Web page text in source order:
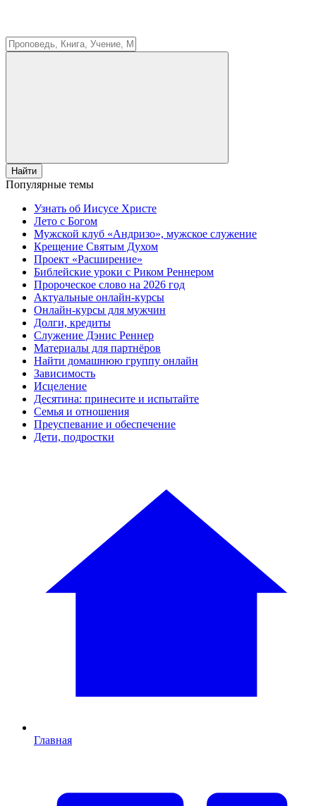
Найти
Популярные темы
Узнать об Иисусе Христе
Лето с Богом
Мужской клуб «Андризо», мужское служение
Крещение Святым Духом
Проект «Расширение»
Библейские уроки с Риком Реннером
Пророческое слово на 2026 год
Актуальные онлайн-курсы
Онлайн-курсы для мужчин
Долги, кредиты
Служение Дэнис Реннер
Материалы для партнёров
Найти домашнюю группу онлайн
Зависимость
Исцеление
Десятина: принесите и испытайте
Семья и отношения
Преуспевание и обеспечение
Дети, подростки
Главная